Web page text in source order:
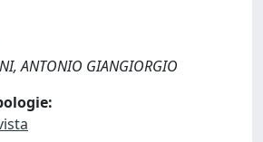
ANTONIO GIANGIORGIO